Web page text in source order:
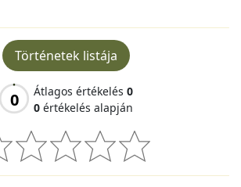
Történetek listája
0 Átlagos értékelés 0
0 értékelés alapján